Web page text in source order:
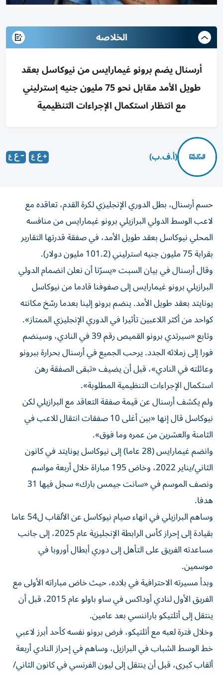
الخلاصه
أرسنال يضم برونو غيمارايس من نيوكاسل بعقد
طويل الأمد مقابل نحو 75 مليون جنيه إسترليني
مع انتظار استكمال الإجراءات التنظيمية
(أ.ف.ب)
حسم أرسنال، بطل الدوري الإنجليزي لكرة القدم، تعاقده مع
لاعب الوسط الدولي البرازيلي برونو غيمارايس من منافسه
المحلي نيوكاسل بعقد طويل الأمد، في صفقة قدرتها التقارير
بقرابة 75 مليون جنيه استرليني (101.2 مليون دولار).
وقال أرسنال في بيان السبت «يسرّنا أن نعلن انضمام الدولي
البرازيلي برونو غيمارايس إلى صفوفنا قادما من نيوكاسل
يونايتد بعقد طويل الأمد. ينضم برونو إلينا بعدما رسّخ مكانته
كواحد من أكثر اللاعبين تأثيرا في الدوري الإنجليزي الممتاز».
وتابع «سيرتدي برونو القميص رقم 39 في النادي، وسينضم
فورا إلى زملائه الجدد. يرحب الجميع في أرسنال بحرارة ببرونو
وعائلته في النادي»، قبل أن يضيف «تبقى الصفقة رهن
استكمال الإجراءات التنظيمية المطلوبة».
ولم يكشف أرسنال عن قيمة صفقة التعاقد مع البرازيلي لكن
نيوكاسل قال إنها «بين أغلى 10 صفقات انتقال للاعب في
الثامنة والعشرين من عمره وما فوق».
وانضم غيمارايس (28 عاما) إلى نيوكاسل يونايتد في كانون
الثاني/يناير 2022، وخاض 195 مباراة خلال أربعة مواسم
ونصف الموسم في «سانت جيمس بارك» سجل فيها 31
هدفا.
وساهم البرازيلي في انهاء صيام نيوكاسل عن الألقاب ل54 عاما
بقيادة إلى إحراز كأس الرابطة الإنجليزية عام 2025، إلى جانب
مساعدته الفريق على التأهل إلى دوري أبطال أوروبا في
موسمين.
وبدأ مسيرته الاحترافية في بلاده، حيث خاض مباراته الأولى مع
الفريق الأول لنادي أوداكس في ساو باولو عام 2015، قبل أن
ينتقل إلى أتلتيكو باراننسي بعد عامين.
وخلال فترة لعبه مع أتلتيكو، فرض برونو نفسه كأحد أبرز لاعبي
خط الوسط الشباب في البرازيل، وساهم في إحراز النادي أربعة
ألقاب كبرى، قبل أن ينتقل إلى ليون الفرنسي في كانون الثاني/